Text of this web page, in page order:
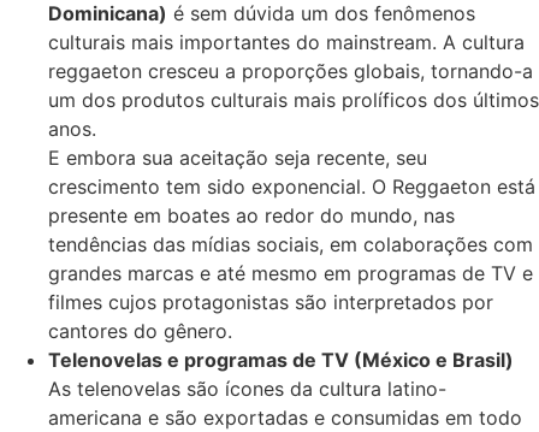
Dominicana) é sem dúvida um dos fenômenos
culturais mais importantes do mainstream. A cultura
reggaeton cresceu a proporções globais, tornando-a
um dos produtos culturais mais prolíficos dos últimos
anos.
E embora sua aceitação seja recente, seu
crescimento tem sido exponencial. O Reggaeton está
presente em boates ao redor do mundo, nas
tendências das mídias sociais, em colaborações com
grandes marcas e até mesmo em programas de TV e
filmes cujos protagonistas são interpretados por
cantores do gênero.
Telenovelas e programas de TV (México e Brasil)
As telenovelas são ícones da cultura latino-
americana e são exportadas e consumidas em todo